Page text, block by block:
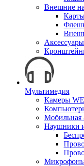
Внешние
Мультимедия
Камеры
Мобильная
Наушники